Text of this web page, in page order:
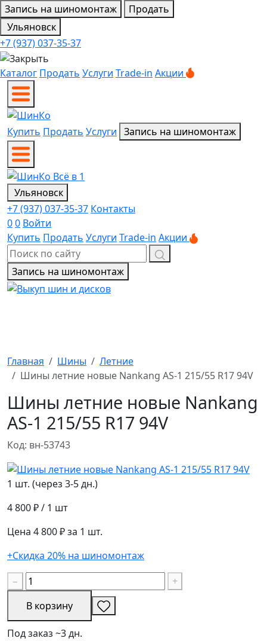
Запись на шиномонтаж
Продать
Ульяновск
+7 (937) 037-35-37
Каталог Продать Услуги Trade-in Акции
Купить Продать Услуги Запись на шиномонтаж
Ульяновск
+7 (937) 037-35-37 Контакты
00 Войти
Купить Продать Услуги Trade-in Акции
Запись на шиномонтаж
Главная Шины
Летние
Шины летние новые Nankang AS-1 215/55 R17 94V
Шины летние новые Nankang
AS-1 215/55 R17 94V
Код: вн-53743
1 шт. (через 3-5 дн.)
4 800 ₽/ 1 шт
Цена 4 800 ₽ за 1 шт.
+Скидка 20% на шиномонтаж
−
+
В корзину
Под заказ ~3 дн.